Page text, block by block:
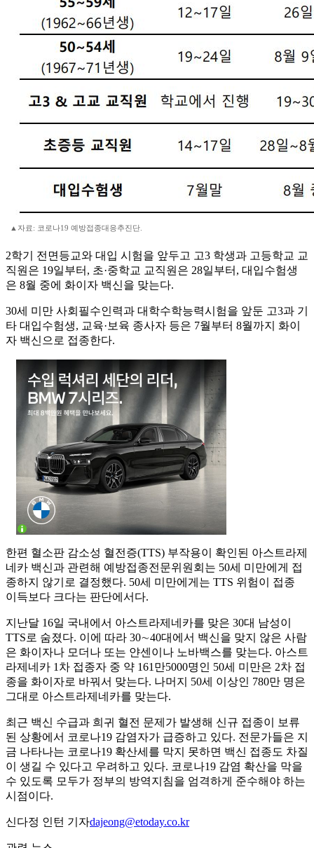
▲자료: 코로나19 예방접종대응추진단.
2학기 전면등교와 대입 시험을 앞두고 고3 학생과 고등학교 교
직원은 19일부터, 초·중학교 교직원은 28일부터, 대입수험생
은 8월 중에 화이자 백신을 맞는다.
30세 미만 사회필수인력과 대학수학능력시험을 앞둔 고3과 기
타 대입수험생, 교육·보육 종사자 등은 7월부터 8월까지 화이
자 백신으로 접종한다.
한편 혈소판 감소성 혈전증(TTS) 부작용이 확인된 아스트라제
네카 백신과 관련해 예방접종전문위원회는 50세 미만에게 접
종하지 않기로 결정했다. 50세 미만에게는 TTS 위험이 접종
이득보다 크다는 판단에서다.
지난달 16일 국내에서 아스트라제네카를 맞은 30대 남성이
TTS로 숨졌다. 이에 따라 30∼40대에서 백신을 맞지 않은 사람
은 화이자나 모더나 또는 얀센이나 노바백스를 맞는다. 아스트
라제네카 1차 접종자 중 약 161만5000명인 50세 미만은 2차 접
종을 화이자로 바꿔서 맞는다. 나머지 50세 이상인 780만 명은
그대로 아스트라제네카를 맞는다.
최근 백신 수급과 희귀 혈전 문제가 발생해 신규 접종이 보류
된 상황에서 코로나19 감염자가 급증하고 있다. 전문가들은 지
금 나타나는 코로나19 확산세를 막지 못하면 백신 접종도 차질
이 생길 수 있다고 우려하고 있다. 코로나19 감염 확산을 막을
수 있도록 모두가 정부의 방역지침을 엄격하게 준수해야 하는
시점이다.
신다정 인턴 기자dajeong@etoday.co.kr